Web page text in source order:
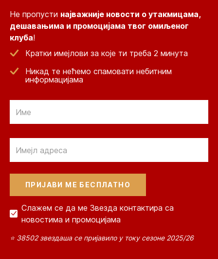
Не пропусти најважније новости о утакмицама,
дешавањима и промоцијама твог омиљеног
клуба!
Кратки имејлови за које ти треба 2 минута
Никад те нећемо спамовати небитним
информацијама
Слажем се да ме Звезда контактира са
новостима и промоцијама
⭐ 38502 звездаша се пријавило у току сезоне 2025/26